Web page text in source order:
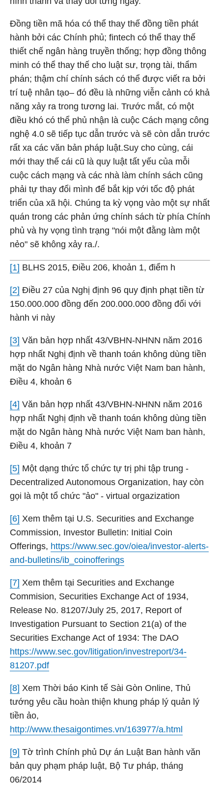
Đồng tiền mã hóa có thể thay thế đồng tiền phát
hành bởi các Chính phủ; fintech có thể thay thế
thiết chế ngân hàng truyền thống; hợp đồng thông
minh có thể thay thế cho luật sư, trọng tài, thẩm
phán; thậm chí chính sách có thể được viết ra bởi
trí tuệ nhân tạo– đó đều là những viễn cảnh có khả
năng xảy ra trong tương lai. Trước mắt, có một
điều khó có thể phủ nhận là cuộc Cách mạng công
nghệ 4.0 sẽ tiếp tục dẫn trước và sẽ còn dẫn trước
rất xa các văn bản pháp luật.Suy cho cùng, cái
mới thay thế cái cũ là quy luật tất yếu của mỗi
cuộc cách mạng và các nhà làm chính sách cũng
phải tự thay đổi mình để bắt kịp với tốc độ phát
triển của xã hội. Chúng ta kỳ vọng vào một sự nhất
quán trong các phản ứng chính sách từ phía Chính
phủ và hy vọng tình trạng "nói một đằng làm một
nẻo" sẽ không xảy ra./.
[1] BLHS 2015, Điều 206, khoản 1, điểm h
[2] Điều 27 của Nghị định 96 quy định phạt tiền từ
150.000.000 đồng đến 200.000.000 đồng đối với
hành vi này
[3] Văn bản hợp nhất 43/VBHN-NHNN năm 2016
hợp nhất Nghị định về thanh toán không dùng tiền
mặt do Ngân hàng Nhà nước Việt Nam ban hành,
Điều 4, khoản 6
[4] Văn bản hợp nhất 43/VBHN-NHNN năm 2016
hợp nhất Nghị định về thanh toán không dùng tiền
mặt do Ngân hàng Nhà nước Việt Nam ban hành,
Điều 4, khoản 7
[5] Một dạng thức tổ chức tự trị phi tập trung -
Decentralized Autonomous Organization, hay còn
gọi là một tổ chức "ảo" - virtual orgazization
[6] Xem thêm tại U.S. Securities and Exchange
Commission, Investor Bulletin: Initial Coin
Offerings, https://www.sec.gov/oiea/investor-alerts-
and-bulletins/ib_coinofferings
[7] Xem thêm tại Securities and Exchange
Commision, Securities Exchange Act of 1934,
Release No. 81207/July 25, 2017, Report of
Investigation Pursuant to Section 21(a) of the
Securities Exchange Act of 1934: The DAO
https://www.sec.gov/litigation/investreport/34-
81207.pdf
[8] Xem Thời báo Kinh tế Sài Gòn Online, Thủ
tướng yêu cầu hoàn thiện khung pháp lý quản lý
tiền ảo,
http://www.thesaigontimes.vn/163977/a.html
[9] Tờ trình Chính phủ Dự án Luật Ban hành văn
bản quy phạm pháp luật, Bộ Tư pháp, tháng
06/2014